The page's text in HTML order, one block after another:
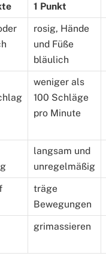
1 Punkt
rosig, Hände
und Füße
bläulich
weniger als
100 Schläge
pro Minute
langsam und
unregelmäßig
träge
Bewegungen
grimassieren